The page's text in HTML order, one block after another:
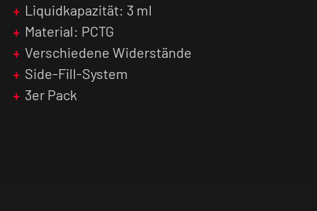
Liquidkapazität: 3 ml
Material: PCTG
Verschiedene Widerstände
Side-Fill-System
3er Pack